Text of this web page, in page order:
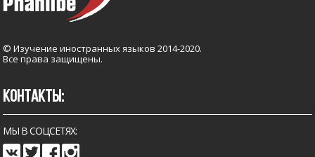
© Изучение иностранных языков 2014-2020.
Все права защищены.
КОНТАКТЫ:
МЫ В СОЦСЕТЯХ: